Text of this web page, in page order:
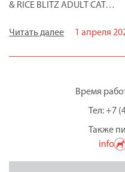
& RICE BLITZ ADULT CAT…
Читать далее 1 апреля
Время
Тел: +7
Также